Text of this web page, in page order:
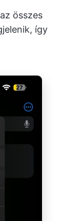
összes
így